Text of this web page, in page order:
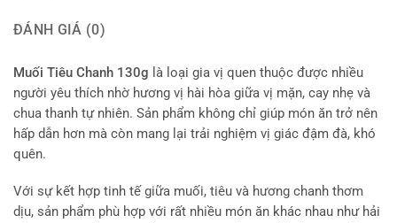
ĐÁNH GIÁ (0)
Muối Tiêu Chanh 130g là loại gia vị quen thuộc được nhiều
người yêu thích nhờ hương vị hài hòa giữa vị mặn, cay nhẹ và
chua thanh tự nhiên. Sản phẩm không chỉ giúp món ăn trở nên
hấp dẫn hơn mà còn mang lại trải nghiệm vị giác đậm đà, khó
quên.
Với sự kết hợp tinh tế giữa muối, tiêu và hương chanh thơm
dịu, sản phẩm phù hợp với rất nhiều món ăn khác nhau như hải